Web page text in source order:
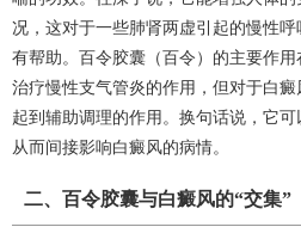
况，这对于一些肺肾两虚引起的慢性
有帮助。百令胶囊（百令）的主要作
治疗慢性支气管炎的作用，但对于白
起到辅助调理的作用。换句话说，它可
从而间接影响白癜风的病情。
二、百令胶囊与白癜风的“交集”